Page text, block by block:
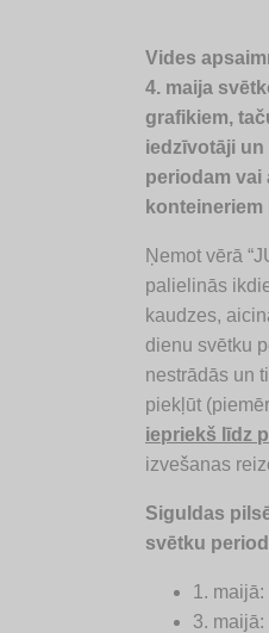
Vides
4. maija
grafikiem,
iedzīvotāji
periodam vai
Ņemot vērā
palielinās
kaudzes,
dienu svētku
nestrādās un
piekļūt
iepriekš līdz
izvešanas
Siguldas
svētku
1. maijā:
3.